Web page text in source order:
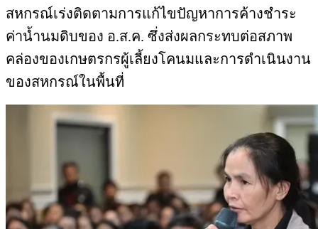
สหกรณ์เร่งติดตามการแก้ไขปัญหาการค้างชำระ
ค่าน้ำนมดิบของ อ.ส.ค. ซึ่งส่งผลกระทบต่อสภาพ
คล่องของเกษตรกรผู้เลี้ยงโคนมและการดำเนินงาน
ของสหกรณ์ในพื้นที่